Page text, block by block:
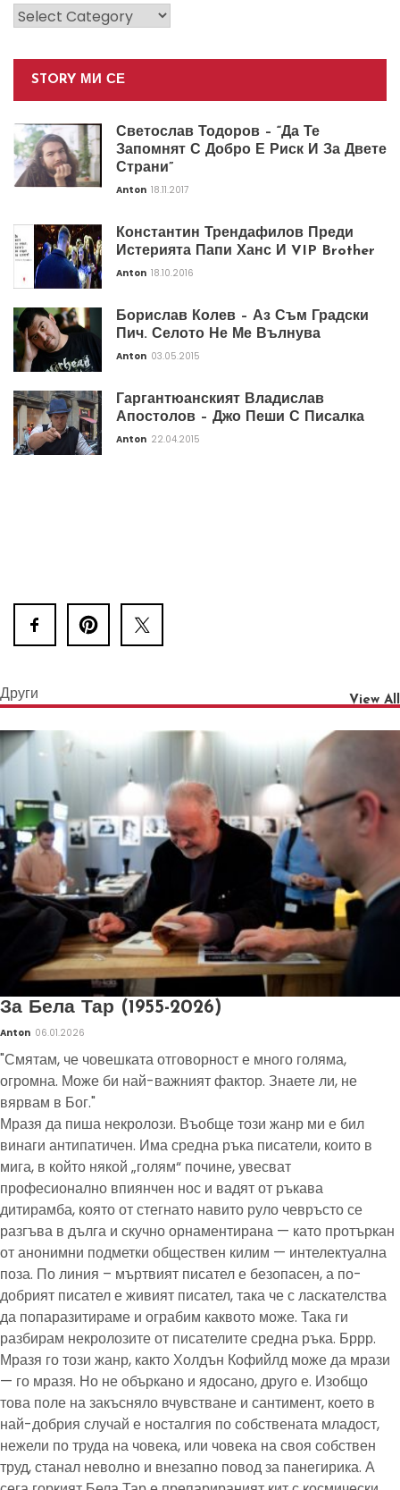
Категории
STORY МИ СЕ
Светослав Тодоров – “Да Те
Запомнят С Добро Е Риск И За Двете
Страни”
Anton 18.11.2017
Константин Трендафилов Преди
Истерията Папи Ханс И VIP Brother
Anton 18.10.2016
Борислав Колев – Аз Съм Градски
Пич. Селото Не Ме Вълнува
Anton 03.05.2015
Гаргантюанският Владислав
Апостолов – Джо Пеши С Писалка
Anton 22.04.2015
Други View All
За Бела Тар (1955-2026)
Anton 06.01.2026
"Смятам, че човешката отговорност е много голяма,
огромна. Може би най-важният фактор. Знаете ли, не
вярвам в Бог."
Мразя да пиша некролози. Въобще този жанр ми е бил
винаги антипатичен. Има средна ръка писатели, които в
мига, в който някой „голям“ почине, увесват
професионално впиянчен нос и вадят от ръкава
дитирамба, която от стегнато навито руло чевръсто се
разгъва в дълга и скучно орнаментирана — като протъркан
от анонимни подметки обществен килим — интелектуална
поза. По линия – мъртвият писател е безопасен, а по-
добрият писател е живият писател, така че с ласкателства
да попаразитираме и ограбим каквото може. Така ги
разбирам некролозите от писателите средна ръка. Бррр.
Мразя го този жанр, както Холдън Кофийлд може да мрази
— го мразя. Но не объркано и ядосано, друго е. Изобщо
това поле на закъсняло вчувстване и сантимент, което в
най-добрия случай е носталгия по собствената младост,
нежели по труда на човека, или човека на своя собствен
труд, станал неволно и внезапно повод за панегирика. А